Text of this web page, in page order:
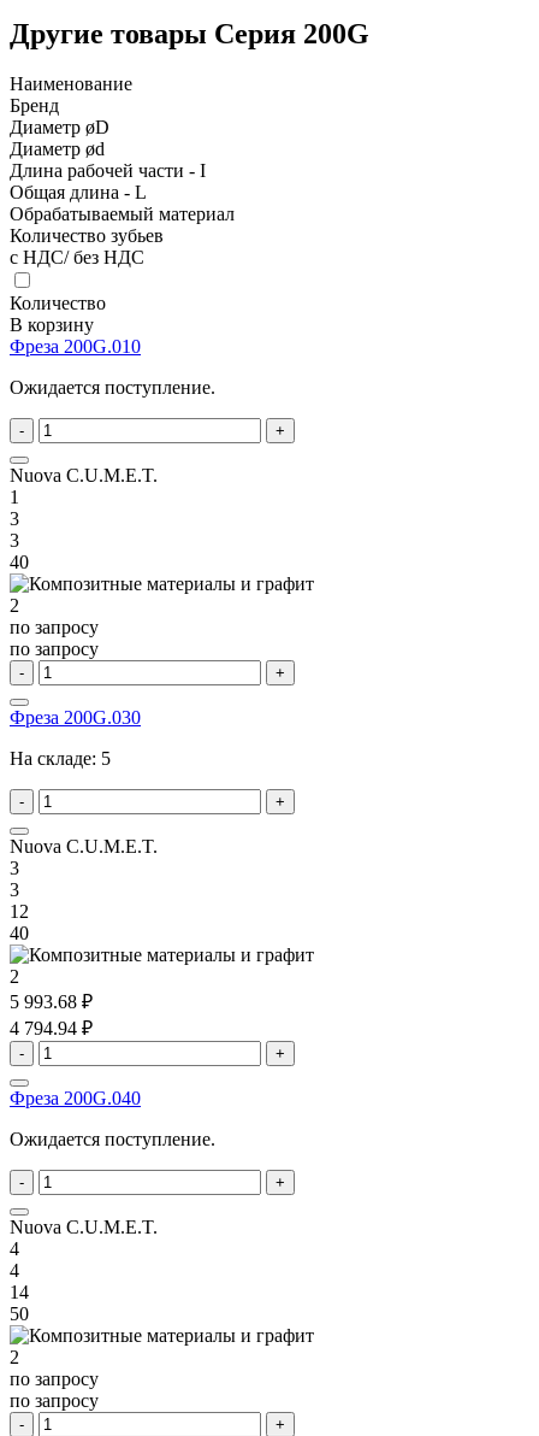
Другие товары Серия 200G
Наименование
Бренд
Диаметр øD
Диаметр ød
Длина рабочей части - I
Общая длина - L
Обрабатываемый материал
Количество зубьев
с НДС/ без НДС
Количество
В корзину
Фреза 200G.010
Ожидается поступление.
- +
Nuova C.U.M.E.T.
1
3
3
40
2
по запросу
по запросу
- +
Фреза 200G.030
На складе: 5
- +
Nuova C.U.M.E.T.
3
3
12
40
2
5 993.68 ₽
4 794.94 ₽
- +
Фреза 200G.040
Ожидается поступление.
- +
Nuova C.U.M.E.T.
4
4
14
50
2
по запросу
по запросу
- +